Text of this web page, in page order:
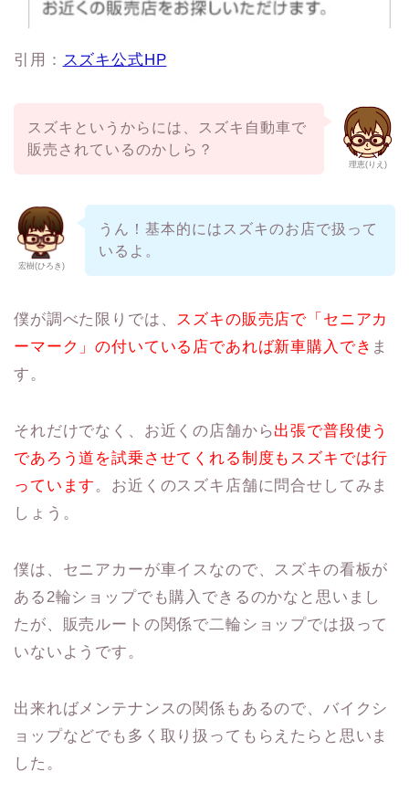
引用： スズキ公式HP
理恵(りえ)
スズキというからには、スズキ自動車で
販売されているのかしら？
宏樹(ひろき)
うん！基本的にはスズキのお店で扱って
いるよ。
僕が調べた限りでは、 スズキの販売店で「セニアカ
ーマーク」の付いている店であれば新車購入でき ま
す。
それだけでなく、お近くの店舗から出張で普段使う
であろう道を試乗させてくれる制度もスズキでは行
っています 。お近くのスズキ店舗に問合せしてみま
しょう。
僕は、セニアカーが車イスなので、スズキの看板が
ある2輪ショップでも購入できるのかなと思いまし
たが、販売ルートの関係で二輪ショップでは扱って
いないようです。
出来ればメンテナンスの関係もあるので、バイクシ
ョップなどでも多く取り扱ってもらえたらと思いま
した。